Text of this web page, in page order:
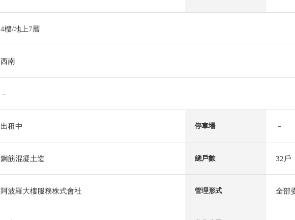
4樓/地上7層
西南
－
出租中 停車場 －
鋼筋混凝土造 總戶數 32戶
阿波羅大樓服務株式會社 管理形式 全部